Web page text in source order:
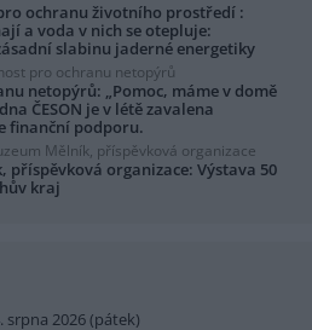
ochranu životního prostředí :
a voda v nich se otepluje:
slabinu jaderné energetiky
pro ochranu netopýrů
netopýrů: „Pomoc, máme v domě
ČESON je v létě zavalena
finanční podporu.
Mělník, příspěvková organizace
příspěvková organizace: Výstava 50
kraj
srpna 2026 (pátek)